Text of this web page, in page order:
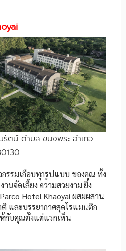
ตน์ ตำบล ขนงพระ อำเภอ
กรรมเกือบทุกรูปแบบ ของคุณ ทั้ง
นจัดเลี้ยง ความสวยงาม ยิ่ง
Hotel Khaoyai ผสมผสาน
และบรรยากาศสุดโรแมนติก
ห้กับคุณตั้งแต่แรกเห็น